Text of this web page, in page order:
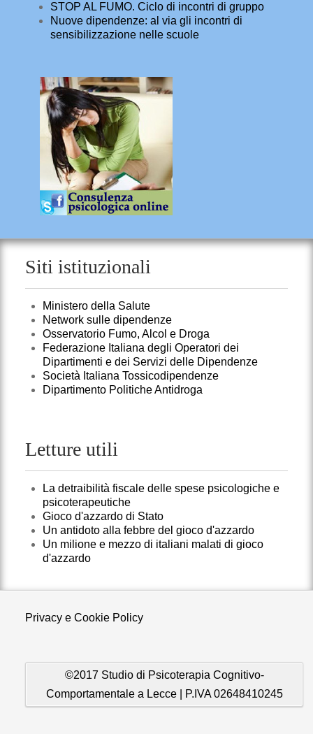
STOP AL FUMO. Ciclo di incontri di gruppo
Nuove dipendenze: al via gli incontri di
sensibilizzazione nelle scuole
Siti istituzionali
Ministero della Salute
Network sulle dipendenze
Osservatorio Fumo, Alcol e Droga
Federazione Italiana degli Operatori dei
Dipartimenti e dei Servizi delle Dipendenze
Società Italiana Tossicodipendenze
Dipartimento Politiche Antidroga
Letture utili
La detraibilità fiscale delle spese psicologiche e
psicoterapeutiche
Gioco d'azzardo di Stato
Un antidoto alla febbre del gioco d'azzardo
Un milione e mezzo di italiani malati di gioco
d'azzardo
Privacy e Cookie Policy
©2017 Studio di Psicoterapia Cognitivo-
Comportamentale a Lecce | P.IVA 02648410245